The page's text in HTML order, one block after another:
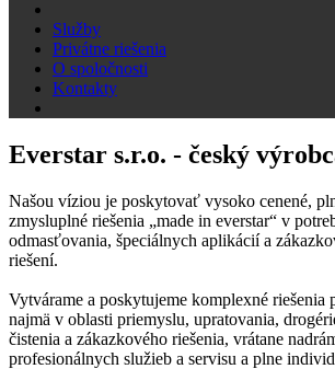
Služby
Privátne riešenia
O spoločnosti
Kontakty
Everstar s.r.o. - český
Našou víziou je poskytovať vysoko cenené,
zmysluplné riešenia „made in everstar“ v
odmasťovania, špeciálnych aplikácií a
riešení.
Vytvárame a poskytujeme komplexné riešenia
najmä v oblasti priemyslu, upratovania,
čistenia a zákazkového riešenia, vrátane
profesionálnych služieb a servisu a plne